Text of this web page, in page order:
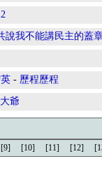
說我不能講民主的蓋
- 歷程歷程
爺
[9] [10] [11] [12]